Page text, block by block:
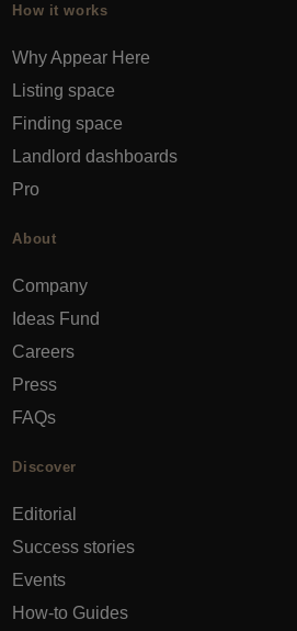
How it works
Why Appear Here
Listing space
Finding space
Landlord dashboards
Pro
About
Company
Ideas Fund
Careers
Press
FAQs
Discover
Editorial
Success stories
Events
How-to Guides